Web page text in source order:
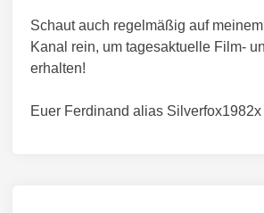
Schaut auch regelmäßig auf meinem
Kanal rein, um tagesaktuelle Film-
erhalten!
Euer Ferdinand alias Silverfox1982x